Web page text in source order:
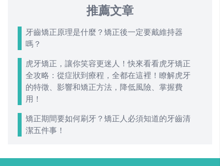
推薦文章
牙齒矯正原理是什麼？矯正後一定要戴維持器
嗎？
虎牙矯正，讓你笑容更迷人！快來看看虎牙矯正
全攻略：從症狀到療程，全都在這裡！瞭解虎牙
的特徵、影響和矯正方法，降低風險、掌握費
用！
矯正期間要如何刷牙？矯正人必須知道的牙齒清
潔五件事！